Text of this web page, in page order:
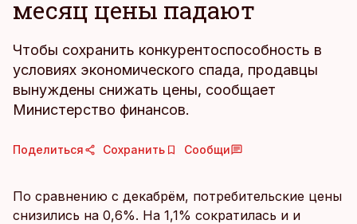
месяц цены падают
Чтобы сохранить конкурентоспособность в
условиях экономического спада, продавцы
вынуждены снижать цены, сообщает
Министерство финансов.
Поделиться Сохранить Сообщи
По сравнению с декабрём, потребительские цены
снизились на 0,6%. На 1,1% сократилась и и